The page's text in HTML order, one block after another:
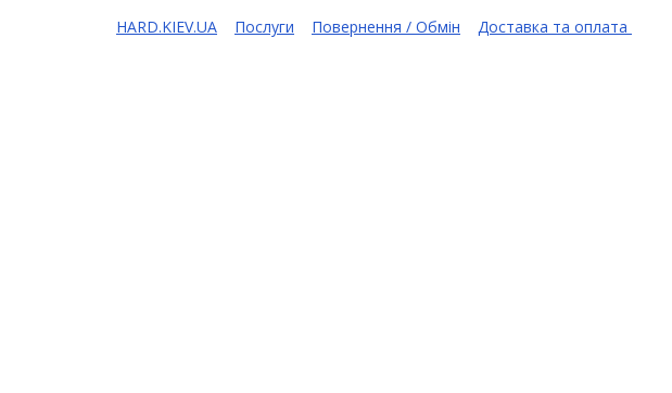
HARD.KIEV.UA Послуги Повернення / Обмін Доставка та оплата